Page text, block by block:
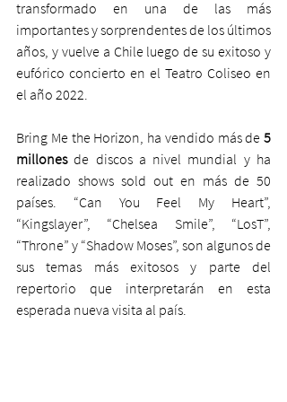
transformado en una de las más
importantes y sorprendentes de los últimos
años, y vuelve a Chile luego de su exitoso y
eufórico concierto en el Teatro Coliseo en
el año 2022.
Bring Me the Horizon, ha vendido más de 5
millones de discos a nivel mundial y ha
realizado shows sold out en más de 50
países. “Can You Feel My Heart”,
“Kingslayer”, “Chelsea Smile”, “LosT”,
“Throne” y “Shadow Moses”, son algunos de
sus temas más exitosos y parte del
repertorio que interpretarán en esta
esperada nueva visita al país.